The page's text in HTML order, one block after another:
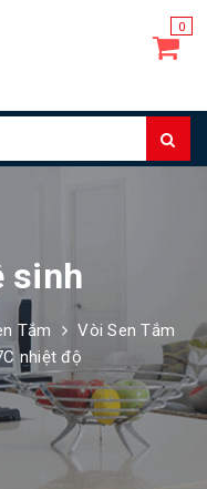
0
sinh
Tắm
Vòi Sen Tắm
nhiệt độ